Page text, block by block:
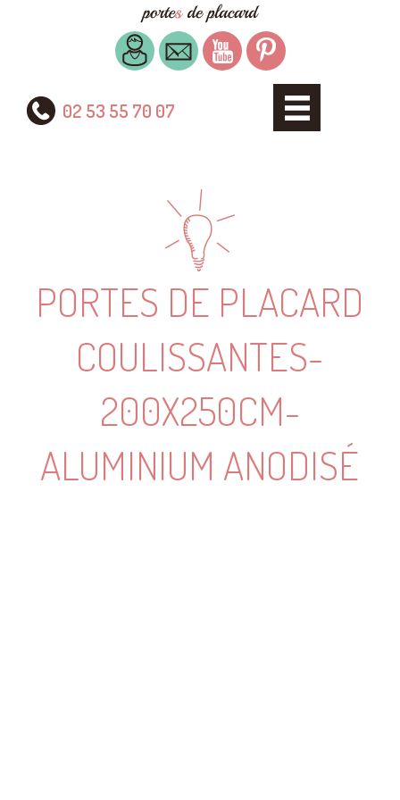
02 53 55 70 07
PORTES DE PLACARD
COULISSANTES-
200X250CM-
ALUMINIUM ANODISÉ